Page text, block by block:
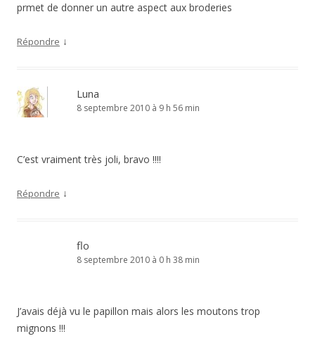
prmet de donner un autre aspect aux broderies
Répondre ↓
Luna
8 septembre 2010 à 9 h 56 min
C’est vraiment très joli, bravo !!!!
Répondre ↓
flo
8 septembre 2010 à 0 h 38 min
J’avais déjà vu le papillon mais alors les moutons trop
mignons !!!